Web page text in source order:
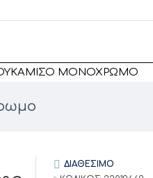
ΜΟΝΌΧΡΩΜΟ
ΔΙΑΘΕΣΙΜΟ